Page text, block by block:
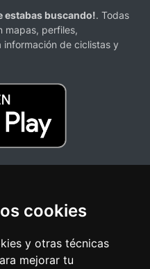
cookies
y otras técnicas
mejorar tu
estabas buscando!. Todas
mapas, perfiles,
de ciclistas y